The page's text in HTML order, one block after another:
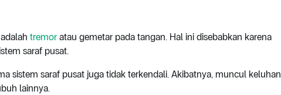
tremor atau gemetar pada tangan. Hal ini disebabkan karena
saraf pusat.
sistem saraf pusat juga tidak terkendali. Akibatnya, muncul keluhan
lainnya.